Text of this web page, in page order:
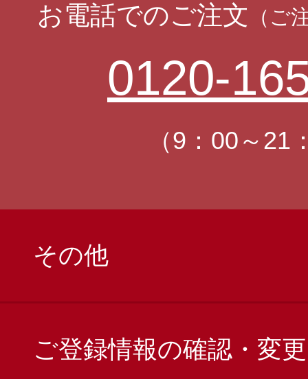
お電話でのご注文 （ご
0120-
（9：00～21
その他
ご登録情報の確認・変更